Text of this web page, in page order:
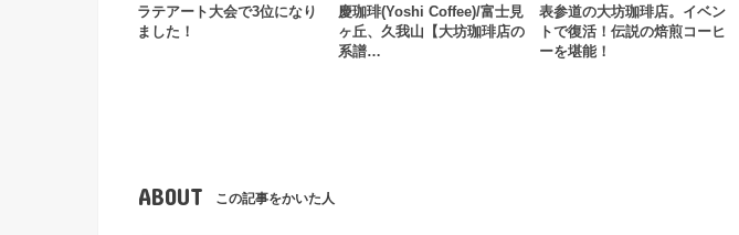
ラテアート大会で3位になり
ました！
慶珈琲(Yoshi Coffee)/富士見
ヶ丘、久我山【大坊珈琲店の
系譜…
表参道の大坊珈琲店。イベン
トで復活！伝説の焙煎コーヒ
ーを堪能！
ABOUT この記事をかいた人